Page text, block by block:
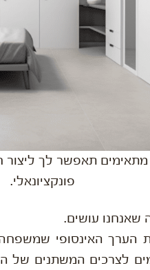
תאפשר לך
פונקציונאלי.
עושים.
הערך האינסופי שמשפחה
לצרכים המשתנים